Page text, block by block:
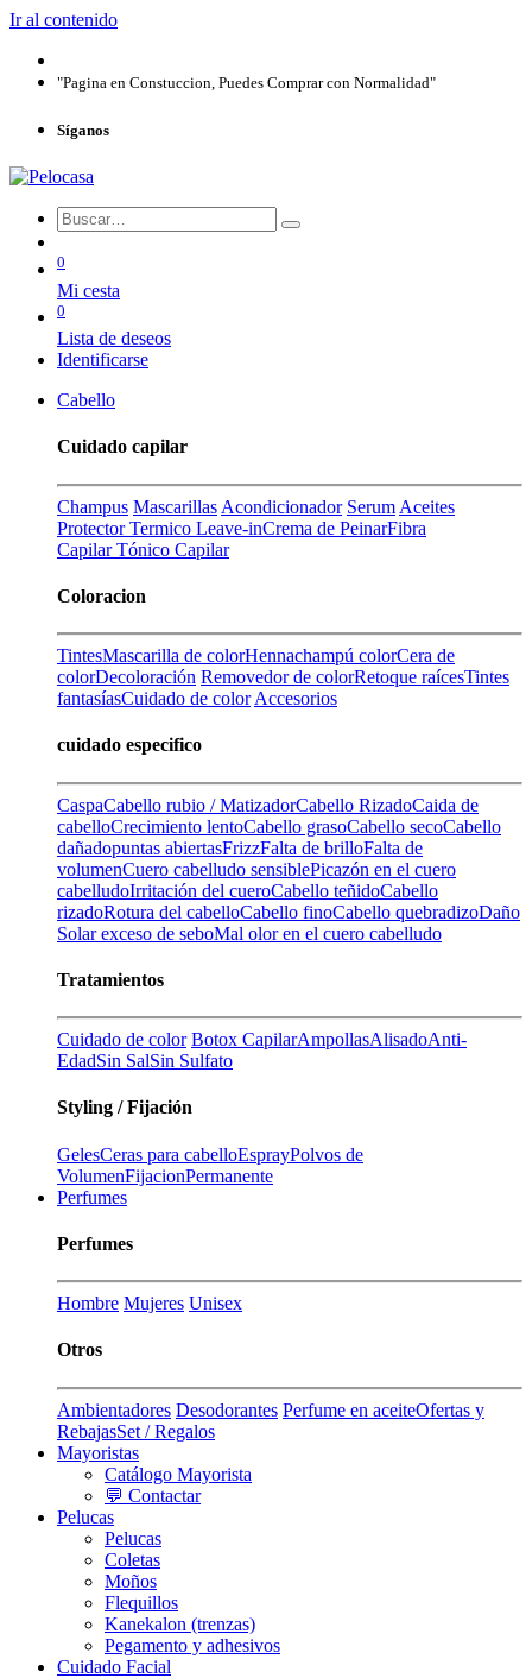
Ir al contenido
"Pagina en Constuccion, Puedes Comprar con Normalidad"
Síganos
0
Mi cesta
0
Lista de deseos
Identificarse
Cabello
Cuidado capilar
Champus Mascarillas Acondicionador Serum Aceites
Protector Termico Leave-inCrema de PeinarFibra
CapilarTónico Capilar
Coloracion
TintesMascarilla de colorHennachampú colorCera de
colorDecoloración Removedor de colorRetoque raícesTintes
fantasíasCuidado de color Accesorios
cuidado especifico
CaspaCabello rubio / MatizadorCabello RizadoCaida de
cabelloCrecimiento lentoCabello grasoCabello secoCabello
dañadopuntas abiertasFrizzFalta de brilloFalta de
volumenCuero cabelludo sensiblePicazón en el cuero
cabelludoIrritación del cueroCabello teñidoCabello
rizadoRotura del cabelloCabello finoCabello quebradizoDaño
Solarexceso de seboMal olor en el cuero cabelludo
Tratamientos
Cuidado de color Botox CapilarAmpollasAlisadoAnti-
EdadSin SalSin Sulfato
Styling / Fijación
GelesCeras para cabelloEsprayPolvos de
VolumenFijacionPermanente
Perfumes
Perfumes
Hombre Mujeres Unisex
Otros
Ambientadores Desodorantes Perfume en aceiteOfertas y
RebajasSet / Regalos
Mayoristas
Catálogo Mayorista
💬 Contactar
Pelucas
Pelucas
Coletas
Moños
Flequillos
Kanekalon (trenzas)
Pegamento y adhesivos
Cuidado Facial